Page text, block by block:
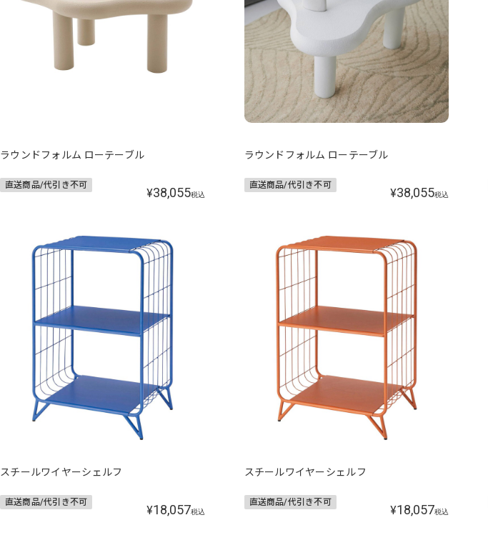
ラウンドフォルム ローテーブル
直送商品/代引き不可
¥38,055税込
ラウンドフォルム ローテーブル
直送商品/代引き不可
¥38,055税込
スチールワイヤーシェルフ
直送商品/代引き不可
¥18,057税込
スチールワイヤーシェルフ
直送商品/代引き不可
¥18,057税込